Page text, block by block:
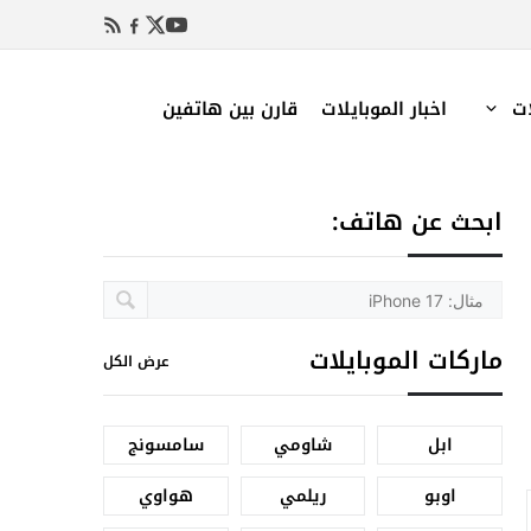
اخبار الموبايلات قارن بين هاتفين
ابحث عن هاتف:
ماركات الموبايلات عرض الكل
ابل شاومي
سامسونج
اوبو
ريلمي
هواوي